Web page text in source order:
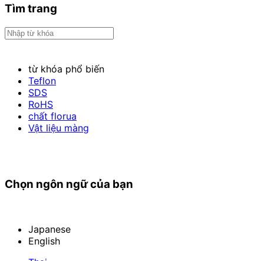
Tìm trang
từ khóa phổ biến
Teflon
SDS
RoHS
chất florua
Vật liệu màng
Chọn ngôn ngữ của bạn
Japanese
English